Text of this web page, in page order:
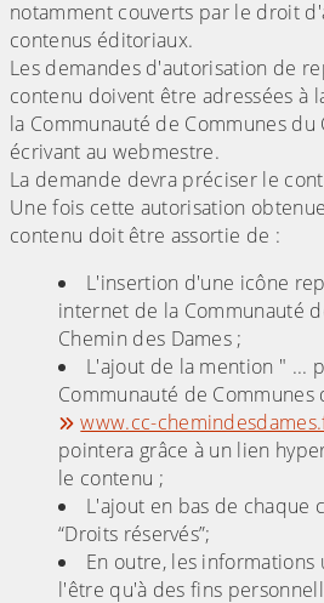
notamment couverts par le droit
contenus éditoriaux.
Les demandes d'autorisation de
contenu doivent être adressées à
la Communauté de Communes du
écrivant au webmestre.
La demande devra préciser le
Une fois cette autorisation
contenu doit être assortie de :
L'insertion d'une icône
internet de la Communauté
Chemin des Dames ;
L'ajout de la mention " ...
Communauté de Communes
www.cc-
pointera grâce à un lien
le contenu ;
L'ajout en bas de chaque
“Droits réservés”;
En outre, les
l'être qu'à des fins